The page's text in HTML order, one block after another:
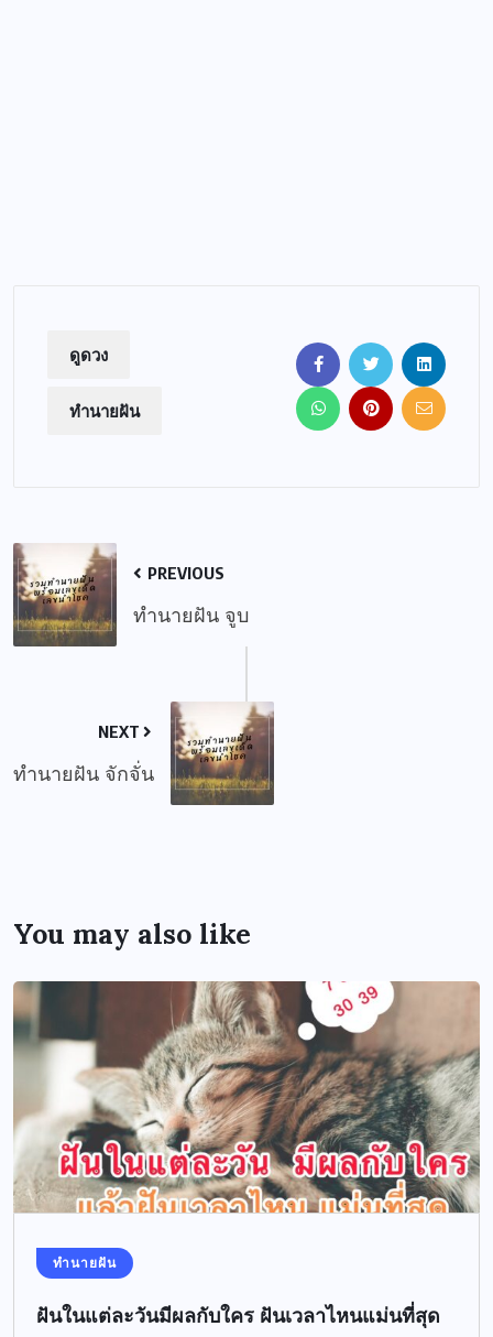
ดูดวง
ทำนายฝัน
PREVIOUS
ทำนายฝัน จูบ
NEXT
ทำนายฝัน จักจั่น
You may also like
ทำนายฝัน
ฝันในแต่ละวันมีผลกับใคร ฝันเวลาไหนแม่นที่สุด